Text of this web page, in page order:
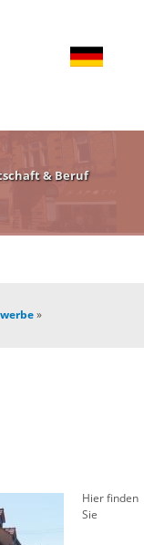
& Beruf
»
Hier finden
Sie